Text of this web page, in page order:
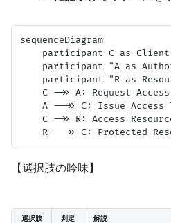
sequenceDiagram
    participant C as Client
participant "A as
participant "R as
C ->> A: Request
A -->> C: Issue Access
C ->> R: Access
【選択肢の吟味】
選択肢 判定 解説